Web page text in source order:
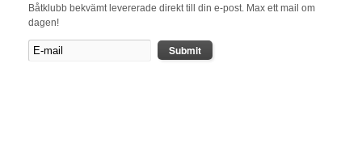
Båtklubb bekvämt levererade direkt till din e-post. Max ett mail om
dagen!